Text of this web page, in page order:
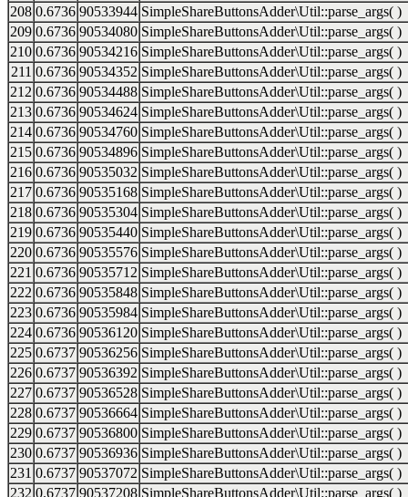
208 0.6736 90533944 SimpleShareButtonsAdder\Util::parse_args( )
209 0.6736 90534080 SimpleShareButtonsAdder\Util::parse_args( )
210 0.6736 90534216 SimpleShareButtonsAdder\Util::parse_args( )
211 0.6736 90534352 SimpleShareButtonsAdder\Util::parse_args( )
212 0.6736 90534488 SimpleShareButtonsAdder\Util::parse_args( )
213 0.6736 90534624 SimpleShareButtonsAdder\Util::parse_args( )
214 0.6736 90534760 SimpleShareButtonsAdder\Util::parse_args( )
215 0.6736 90534896 SimpleShareButtonsAdder\Util::parse_args( )
216 0.6736 90535032 SimpleShareButtonsAdder\Util::parse_args( )
217 0.6736 90535168 SimpleShareButtonsAdder\Util::parse_args( )
218 0.6736 90535304 SimpleShareButtonsAdder\Util::parse_args( )
219 0.6736 90535440 SimpleShareButtonsAdder\Util::parse_args( )
220 0.6736 90535576 SimpleShareButtonsAdder\Util::parse_args( )
221 0.6736 90535712 SimpleShareButtonsAdder\Util::parse_args( )
222 0.6736 90535848 SimpleShareButtonsAdder\Util::parse_args( )
223 0.6736 90535984 SimpleShareButtonsAdder\Util::parse_args( )
224 0.6736 90536120 SimpleShareButtonsAdder\Util::parse_args( )
225 0.6737 90536256 SimpleShareButtonsAdder\Util::parse_args( )
226 0.6737 90536392 SimpleShareButtonsAdder\Util::parse_args( )
227 0.6737 90536528 SimpleShareButtonsAdder\Util::parse_args( )
228 0.6737 90536664 SimpleShareButtonsAdder\Util::parse_args( )
229 0.6737 90536800 SimpleShareButtonsAdder\Util::parse_args( )
230 0.6737 90536936 SimpleShareButtonsAdder\Util::parse_args( )
231 0.6737 90537072 SimpleShareButtonsAdder\Util::parse_args( )
232 0.6737 90537208 SimpleShareButtonsAdder\Util::parse_args( )